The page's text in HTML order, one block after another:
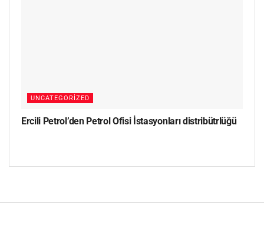
UNCATEGORIZED
Ercili Petrol’den Petrol Ofisi İstasyonları distribütrlüğü